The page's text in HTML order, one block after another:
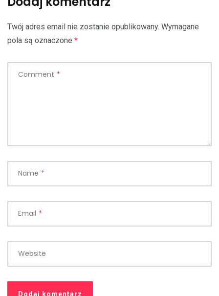
Twój adres email nie zostanie opublikowany. Wymagane
pola są oznaczone *
Comment *
Name *
Email *
Website